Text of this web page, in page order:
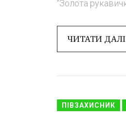
"Золота
ЧИТАТИ ДАЛІ
ПІВЗАХИСНИК